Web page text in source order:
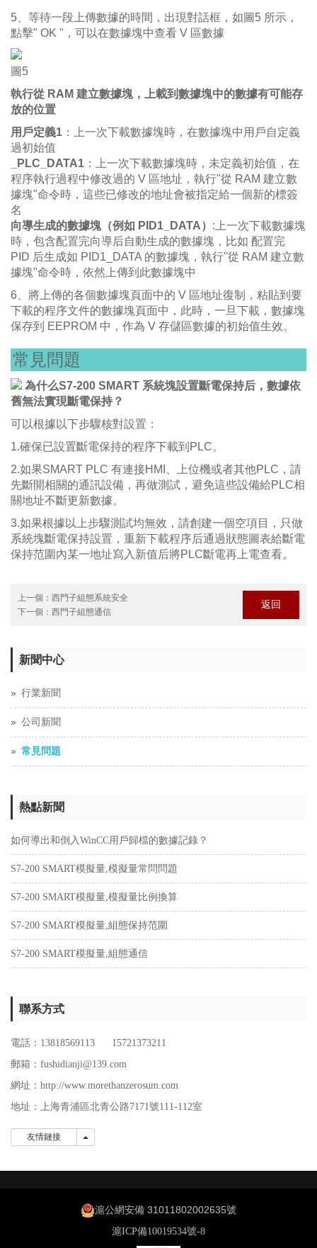
5、等待一段上傳數據的時間，出現對話框，如圖5 所示，
點擊" OK "，可以在數據塊中查看 V 區數據
圖5
執行從 RAM 建立數據塊，上載到數據塊中的數據有可能存
放的位置
用戶定義1 ：上一次下載數據塊時，在數據塊中用戶自定義
過初始值
_PLC_DATA1 ：上一次下載數據塊時，未定義初始值，在
程序執行過程中修改過的 V 區地址，執行"從 RAM 建立數
據塊"命令時，這些已修改的地址會被指定給一個新的標簽
名
向導生成的數據塊（例如 PID1_DATA） :上一次下載數據塊
時，包含配置完向導后自動生成的數據塊，比如 配置完
PID 后生成如 PID1_DATA 的數據塊，執行"從 RAM 建立數
據塊"命令時，依然上傳到此數據塊中
6、將上傳的各個數據塊頁面中的 V 區地址復制，粘貼到要
下載的程序文件的數據塊頁面中，此時，一旦下載，數據塊
保存到 EEPROM 中，作為 V 存儲區數據的初始值生效。
常見問題
為什么S7-200 SMART 系統塊設置斷電保持后，數據依
舊無法實現斷電保持？
可以根據以下步驟核對設置：
1.確保已設置斷電保持的程序下載到PLC。
2.如果SMART PLC 有連接HMI、上位機或者其他PLC，請
先斷開相關的通訊設備，再做測試，避免這些設備給PLC相
關地址不斷更新數據。
3.如果根據以上步驟測試均無效，請創建一個空項目，只做
系統塊斷電保持設置，重新下載程序后通過狀態圖表給斷電
保持范圍內某一地址寫入新值后將PLC斷電再上電查看。
上一個： 西門子組態系統安全
下一個： 西門子組態通信
返回
新聞中心
行業新聞
公司新聞
常見問題
熱點新聞
如何導出和倒入WinCC用戶歸檔的數據記錄？
S7-200 SMART模擬量,模擬量常問問題
S7-200 SMART模擬量,模擬量比例換算
S7-200 SMART模擬量,組態保持范圍
S7-200 SMART模擬量,組態通信
聯系方式
電話：13818569113 15721373211
郵箱：fushidianji@139.com
網址：http://www.morethanzerosum.com
地址：
上海青浦區北青公路7171號111-112室
友情鏈接 友情鏈接
滬公網安備 31011802002635號
滬ICP備10019534號-8